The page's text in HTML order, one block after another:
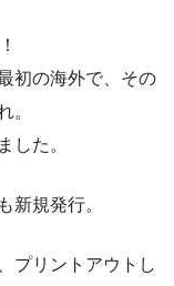
初の海外で、その
。
した。
新規発行。
プリントアウトし